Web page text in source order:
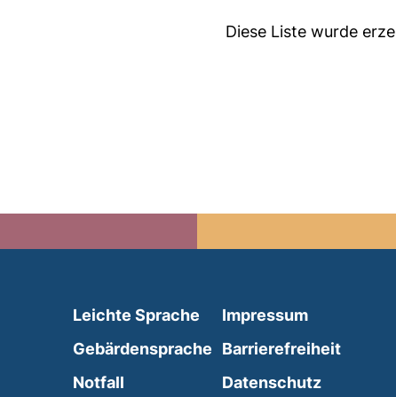
Diese Liste wurde
Leichte Sprache (external link, opens in a
Gebärdensprache (external link, opens in
Notfall (external link, opens in a new
Impressum
Barrierefreiheit
Datenschutz